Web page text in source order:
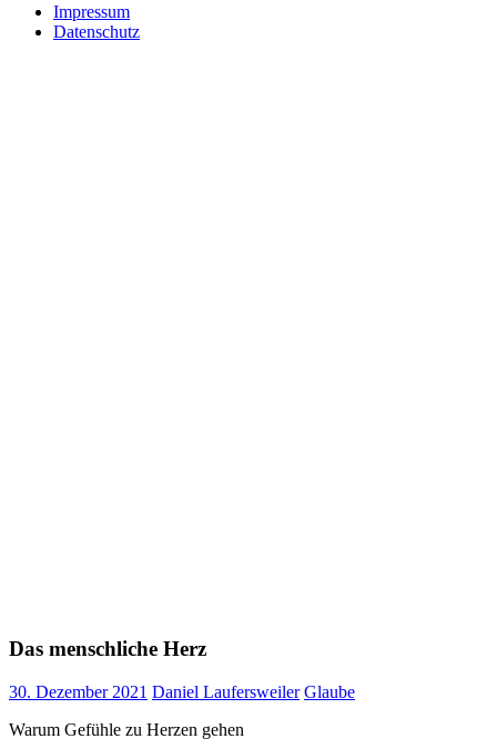
Impressum
Datenschutz
Das menschliche Herz
30. Dezember 2021 Daniel Laufersweiler Glaube
Warum Gefühle zu Herzen gehen